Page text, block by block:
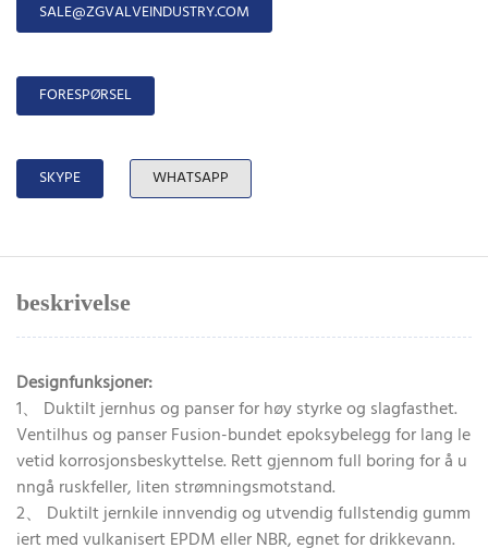
SALE@ZGVALVEINDUSTRY.COM
FORESPØRSEL
SKYPE WHATSAPP
beskrivelse
Designfunksjoner:
1、 Duktilt jernhus og panser for høy styrke og slagfasthet.
Ventilhus og panser Fusion-bundet epoksybelegg for lang le
vetid korrosjonsbeskyttelse. Rett gjennom full boring for å u
nngå ruskfeller, liten strømningsmotstand.
2、 Duktilt jernkile innvendig og utvendig fullstendig gumm
iert med vulkanisert EPDM eller NBR, egnet for drikkevann.